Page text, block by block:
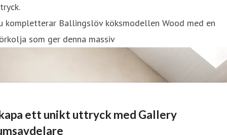
kompletterar Ballingslöv köksmodellen Wood med en
som ger denna massiv
ett unikt uttryck med Gallery